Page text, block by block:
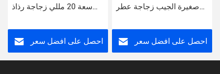
سعة 20 مللي زجاجة رذاذ
لإعادة الملء
احصل على افضل سعر
صغيرة الجيب زجاجة عطر
الملء 20 مل
احصل على افضل سعر